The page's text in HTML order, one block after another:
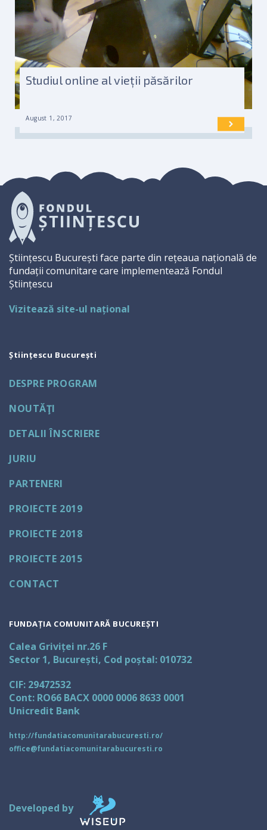
Studiul online al vieții păsărilor
August 1, 2017
Științescu București face parte din rețeaua națională de
fundații comunitare care implementează Fondul
Științescu
Vizitează site-ul național
Științescu București
DESPRE PROGRAM
NOUTĂŢI
DETALII ÎNSCRIERE
JURIU
PARTENERI
PROIECTE 2019
PROIECTE 2018
PROIECTE 2015
CONTACT
FUNDAȚIA COMUNITARĂ BUCUREȘTI
Calea Griviței nr.26 F
Sector 1, București, Cod poștal: 010732
CIF: 29472532
Cont: RO66 BACX 0000 0006 8633 0001
Unicredit Bank
http://fundatiacomunitarabucuresti.ro/
office@fundatiacomunitarabucuresti.ro
Developed by